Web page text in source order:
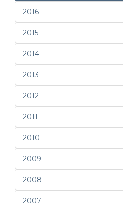
2016
2015
2014
2013
2012
2011
2010
2009
2008
2007